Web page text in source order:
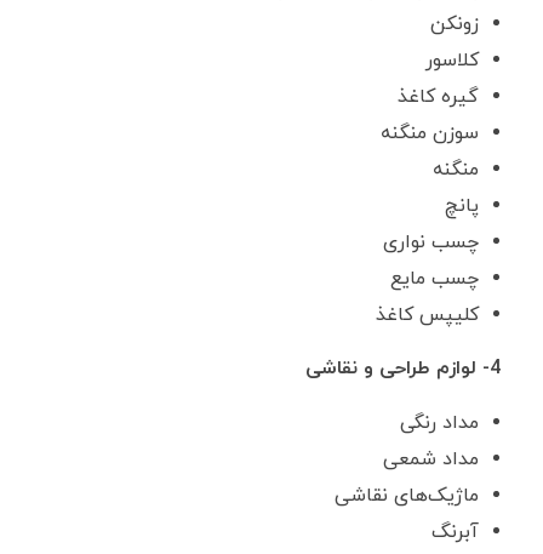
زونکن
کلاسور
گیره کاغذ
سوزن منگنه
منگنه
پانچ
چسب نواری
چسب مایع
کلیپس کاغذ
4- لوازم طراحی و نقاشی
مداد رنگی
مداد شمعی
ماژیک‌های نقاشی
آبرنگ